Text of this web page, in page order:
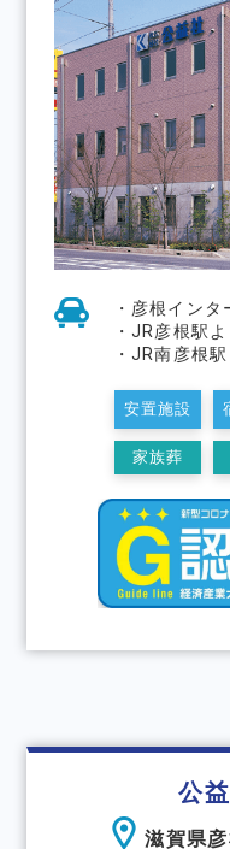
・彦根インタ
・JR彦根駅
・JR南彦根
安置施設
家族葬
公
滋賀県